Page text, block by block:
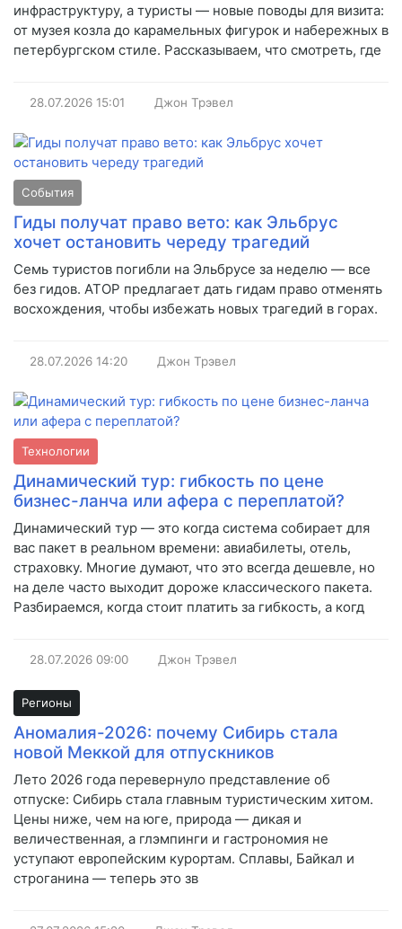
инфраструктуру, а туристы — новые поводы для визита:
от музея козла до карамельных фигурок и набережных в
петербургском стиле. Рассказываем, что смотреть, где
28.07.2026 15:01 Джон Трэвел
События
Гиды получат право вето: как Эльбрус
хочет остановить череду трагедий
Семь туристов погибли на Эльбрусе за неделю — все
без гидов. АТОР предлагает дать гидам право отменять
восхождения, чтобы избежать новых трагедий в горах.
28.07.2026 14:20 Джон Трэвел
Технологии
Динамический тур: гибкость по цене
бизнес-ланча или афера с переплатой?
Динамический тур — это когда система собирает для
вас пакет в реальном времени: авиабилеты, отель,
страховку. Многие думают, что это всегда дешевле, но
на деле часто выходит дороже классического пакета.
Разбираемся, когда стоит платить за гибкость, а когд
28.07.2026 09:00 Джон Трэвел
Регионы
Аномалия-2026: почему Сибирь стала
новой Меккой для отпускников
Лето 2026 года перевернуло представление об
отпуске: Сибирь стала главным туристическим хитом.
Цены ниже, чем на юге, природа — дикая и
величественная, а глэмпинги и гастрономия не
уступают европейским курортам. Сплавы, Байкал и
строганина — теперь это зв